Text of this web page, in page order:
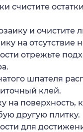
счистите
и очистите
на
отрежьте
шпателя
клей.
на поверхность,
другую плитку.
для